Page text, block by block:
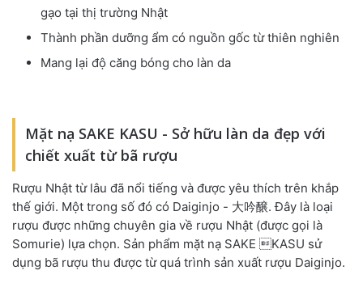
gạo tại thị trường Nhật
Thành phần dưỡng ẩm có nguồn gốc từ thiên nghiên
Mang lại độ căng bóng cho làn da
Mặt nạ SAKE KASU - Sở hữu làn da đẹp với
chiết xuất từ bã rượu
Rượu Nhật từ lâu đã nổi tiếng và được yêu thích trên khắp
thế giới. Một trong số đó có Daiginjo - 大吟醸. Đây là loại
rượu được những chuyên gia về rượu Nhật (được gọi là
Somurie) lựa chọn. Sản phẩm mặt nạ SAKE KASU sử
dụng bã rượu thu được từ quá trình sản xuất rượu Daiginjo.